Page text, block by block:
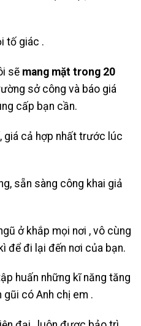
tố giác .
sẽ mang mặt trong 20
sở công và báo giá
cấp bạn cần.
giá cả hợp nhất trước lúc
sẵn sàng công khai giả
ở khắp mọi nơi , vô cùng
để đi lại đến nơi của bạn.
huấn những kĩ năng tăng
gũi có Anh chị em .